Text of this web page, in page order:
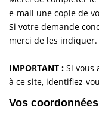
e-mail une copie de
Si votre demande
merci de les indiquer.
IMPORTANT : Si vous
à ce site, identifiez-
Vos coordonnées